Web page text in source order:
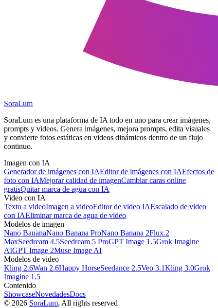
SoraLum
SoraLum es una plataforma de IA todo en uno para crear imágenes,
prompts y videos. Genera imágenes, mejora prompts, edita visuales
y convierte fotos estáticas en videos dinámicos dentro de un flujo
continuo.
Imagen con IA
Generador de imágenes con IAEditor de imágenes con IAEfectos de
foto con IAMejorar calidad de imagenCambiar caras online
gratisQuitar marca de agua con IA
Video con IA
Texto a videoImagen a videoEditor de video IAEscalado de video
con IAEliminar marca de agua de video
Modelos de imagen
Nano BananaNano Banana ProNano Banana 2Flux.2
MaxSeedream 4.5Seedream 5 ProGPT Image 1.5Grok Imagine
AIGPT Image 2Muse Image AI
Modelos de video
Kling 2.6Wan 2.6Happy HorseSeedance 2.5Veo 3.1Kling 3.0Grok
Imagine 1.5
Contenido
ShowcaseNovedadesDocs
© 2026 SoraLum, All rights reserved